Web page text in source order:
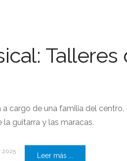
Talleres
cargo de una familia del
guitarra y las maracas.
2025
Leer más ...